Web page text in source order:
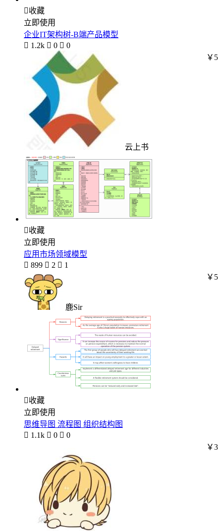
收藏
立即使用
企业IT架构树-B端产品模型
 1.2k  0  0
云上书
￥5
收藏
立即使用
应用市场领域模型
 899  2  1
鹿Sir
￥5
收藏
立即使用
思维导图 流程图 组织结构图
 1.1k  0  0
￥3